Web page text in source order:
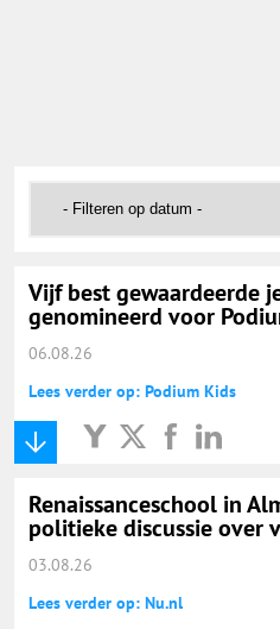
Yurls.net
Vacaturewijzer
Vijf best gewaardeerde
genomineerd voor
06.08.26
Lees verder op: Podium Kids
Renaissanceschool in
politieke discussie over
03.08.26
Lees verder op: Nu.nl